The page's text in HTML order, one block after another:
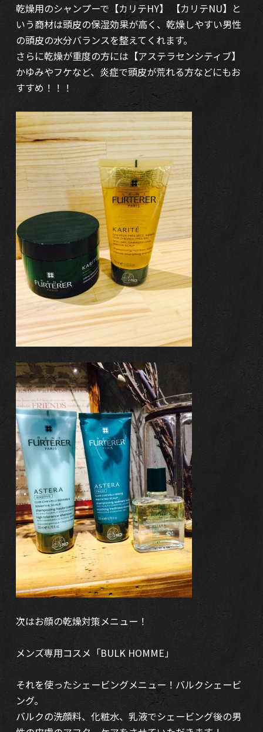
乾燥用のシャンプーで【カリテHY】 【カリテNU】と
いう商材は頭皮の保湿効果が高く、乾燥しやすい男性
の頭皮の水分バランスを整えてくれます。
さらに乾燥が重度の方には【アステラセンシティブ】
かゆみやフケなど、炎症で頭皮が荒れる方などにもお
すすめ！！！
次はお顔の乾燥対策メニュー！
メンズ専用コスメ「BULK HOMME」
それを使ったシェービングメニュー！バルクシェービ
ング。
バルクの洗顔料、化粧水、乳液でシェービング後の男